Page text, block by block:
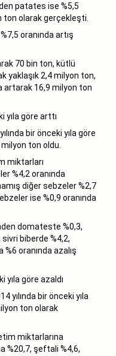
patates ise %5,5
ton olarak gerçekleşti.
oranında artış
70 bin ton, kütlü
yaklaşık 2,4 milyon ton,
artarak 16,9 milyon ton
yıla göre arttı
bir önceki yıla göre
ton oldu.
miktarları
%4,2 oranında
diğer sebzeler %2,7
ise %0,9 oranında
domateste %0,3,
sivri biberde %4,2,
oranında azalış
yıla göre azaldı
yılında bir önceki yıla
ton olarak
miktarlarına
%20,7, şeftali %4,6,